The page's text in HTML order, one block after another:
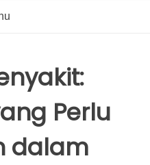
Perlu
dalam